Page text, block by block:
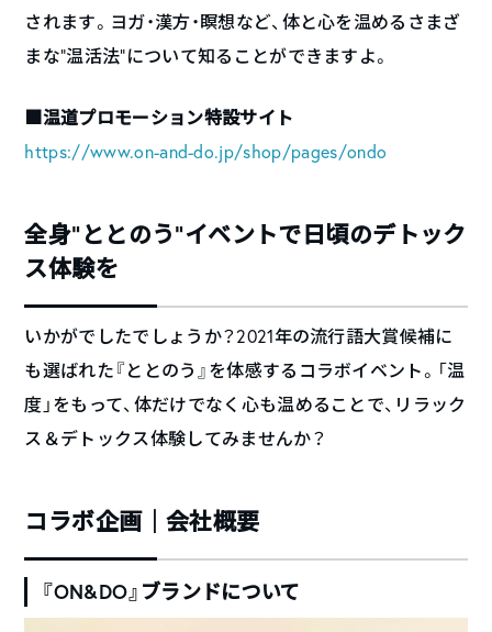
されます。ヨガ・漢方・瞑想など、体と心を温めるさまざ
まな”温活法”について知ることができますよ。
■温道プロモーション特設サイト
https://www.on-and-do.jp/shop/pages/ondo
全身”ととのう”イベントで日頃のデトック
ス体験を
いかがでしたでしょうか？2021年の流行語大賞候補に
も選ばれた『ととのう』を体感するコラボイベント。「温
度」をもって、体だけでなく心も温めることで、リラック
ス＆デトックス体験してみませんか？
コラボ企画｜会社概要
『ON&DO』ブランドについて